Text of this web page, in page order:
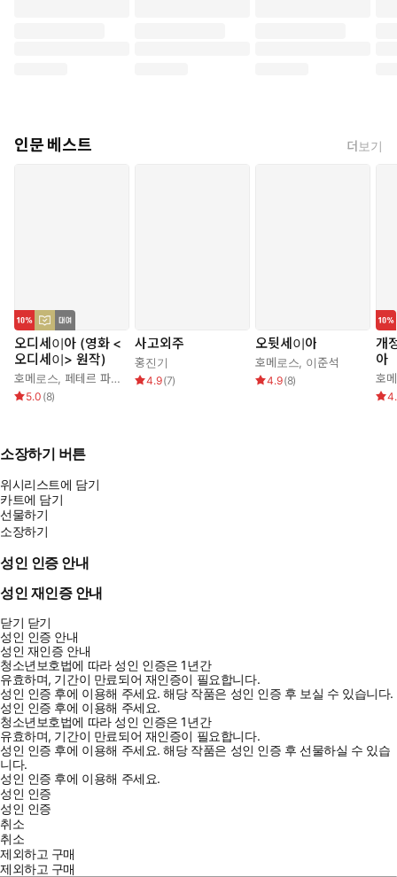
인문 베스트 더보기
오디세이아 (영화 <
오디세이> 원작)
호메로스, 페테르 파울 루벤스 ,박문재
5.0 (8)
사고외주
홍진기
4.9(7)
오뒷세이아
호메로스, 이준석
4.9(8)
개
아
호
소장하기 버튼
위시리스트에 담기
카트에 담기
선물하기
소장하기
성인 인증 안내
성인 재인증 안내
닫기 닫기
성인 인증 안내
성인 재인증 안내
청소년보호법에 따라 성인 인증은 1년간
유효하며, 기간이 만료되어 재인증이 필요합니다.
성인 인증 후에 이용해 주세요.해당 작품은 성인 인증 후 보실 수 있습니다.
성인 인증 후에 이용해 주세요.
청소년보호법에 따라 성인 인증은 1년간
유효하며, 기간이 만료되어 재인증이 필요합니다.
성인 인증 후에 이용해 주세요.해당 작품은 성인 인증 후 선물하실 수 있습
니다.
성인 인증 후에 이용해 주세요.
성인 인증
성인 인증
취소
취소
제외하고 구매
제외하고 구매